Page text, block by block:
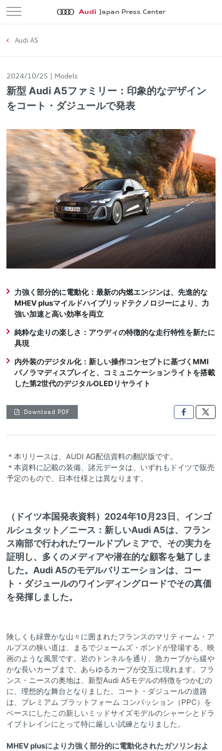
Audi Japan Press Center
Audi A5
2024/10/25 Models
新型 Audi A5ファミリー：印象的なデザイン
をコート・ダジュールで発表
力強く部分的に電動化：最新の内燃エンジンは、先進的な
MHEV plusマイルドハイブリッドテクノロジーにより、力
強い加速と高い効率を両立
純粋な走りの楽しさ：アウディの特徴的な走行特性を新たに
具現
内外装のデジタル化：新しい操作コンセプトに基づくMMI
パノラマディスプレイと、コミュニケーションライトを搭載
した第2世代のデジタルOLEDリヤライト
Download PDF 
＊本リリースは、AUDI AG配信資料の翻訳版です。
＊本資料に記載の装備、諸元データは、いずれもドイツで販売
予定のもので、日本仕様とは異なります。
（ドイツ本国発表資料）2024年10月23日、インゴ
ルシュタット／ニース：新しいAudi A5は、フラン
ス南部で行われたワールドプレミアで、その実力を
証明し、多くのメディアや潜在的な顧客を魅了しま
した。Audi A5のモデルバリエーションは、コー
ト・ダジュールのワインディングロードでその真価
を発揮しました。
険しくも緑豊かな山々に囲まれたフランスのマリティーム・ア
ルプスの狭い道は、まるでジェームズ・ボンドが登場する、映
画のような風景です。岩のトンネルを通り、急カーブから緩や
かな長いカーブまで、あらゆるカーブが交互に現れます。フラ
ンス・ニースの奥地は、新型Audi A5モデルの特徴をつかむの
に、理想的な舞台となりました。コート・ダジュールの道路
は、プレミアム プラットフォーム コンバッション（PPC）を
ベースにしたこの新しいミッドサイズモデルのシャーシとドラ
イブトレインにとって特に厳しい試練となりました。
MHEV plusにより力強く部分的に電動化されたガソリンおよ